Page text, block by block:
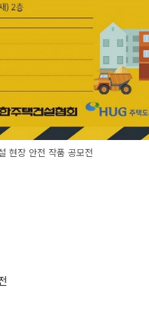
현장 안전 작품 공모전